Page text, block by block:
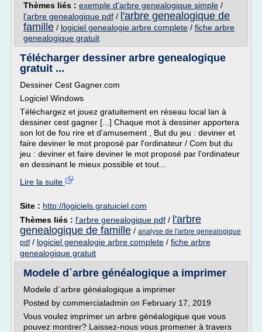
Thèmes liés : exemple d'arbre genealogique simple /
l'arbre genealogique pdf / l'arbre genealogique de
famille / logiciel genealogie arbre complete / fiche arbre
genealogique gratuit
Télécharger dessiner arbre genealogique
gratuit ...
Dessiner Cest Gagner.com
Logiciel Windows
Téléchargez et jouez gratuitement en réseau local lan à
dessiner cest gagner [...] Chaque mot à dessiner apportera
son lot de fou rire et d'amusement , But du jeu : deviner et
faire deviner le mot proposé par l'ordinateur / Com but du
jeu : deviner et faire deviner le mot proposé par l'ordinateur
en dessinant le mieux possible et tout...
Lire la suite
Site : http://logiciels.gratuiciel.com
Thèmes liés : l'arbre genealogique pdf / l'arbre
genealogique de famille / analyse de l'arbre genealogique
pdf/ logiciel genealogie arbre complete / fiche arbre
genealogique gratuit
Modele d`arbre généalogique a imprimer
Modele d`arbre généalogique a imprimer
Posted by commercialadmin on February 17, 2019
Vous voulez imprimer un arbre généalogique que vous
pouvez montrer? Laissez-nous vous promener à travers